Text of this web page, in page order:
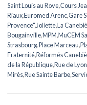
Saint Louis au Rove,Cours
Riaux,Euromed Arenc,Gare
Provence",Joliette,La
Bougainville,MPM,MuCEM
Strasbourg,Place Marceau,
Fraternité,Réformés
de la République,Rue de Lyon
Mirès,Rue Sainte Barbe,